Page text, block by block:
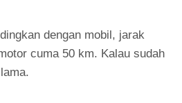
dengan mobil, jarak
cuma 50 km. Kalau sudah